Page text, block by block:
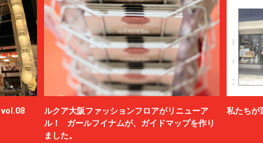
vol.08
ルクア大阪ファッションフロアがリニューア
ル！ ガールフイナムが、ガイドマップを作り
ました。
私たちが